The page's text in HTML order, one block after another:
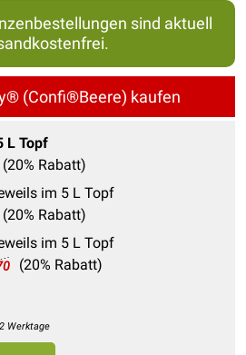
sind aktuell
(Confi®Beere) kaufen
L Topf
(20% Rabatt)
im 5 L Topf
(20% Rabatt)
im 5 L Topf
(20% Rabatt)
Werktage